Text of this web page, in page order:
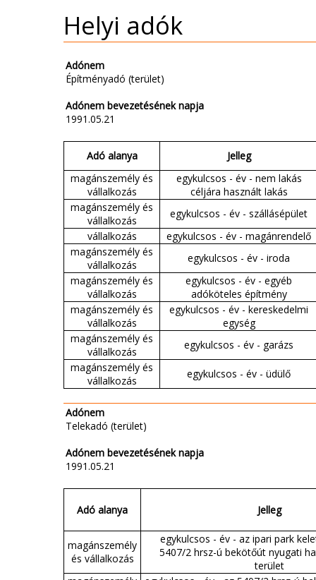
Helyi adók
Adónem
Építményadó (terület)
Adónem bevezetésének napja
1991.05.21
Adó alanya
Jelleg
magánszemély és
vállalkozás
egykulcsos - év - nem lakás
céljára használt lakás
magánszemély és
vállalkozás
egykulcsos - év - szállásépület
vállalkozás
egykulcsos - év - magánrendelő
magánszemély és
vállalkozás
egykulcsos - év - iroda
magánszemély és
vállalkozás
egykulcsos - év - egyéb
adóköteles építmény
magánszemély és
vállalkozás
egykulcsos - év - kereskedelmi
egység
magánszemély és
vállalkozás
egykulcsos - év - garázs
magánszemély és
vállalkozás
egykulcsos - év - üdülő
Adónem
Telekadó (terület)
Adónem bevezetésének napja
1991.05.21
Adó alanya Jelleg
magánszemély
és vállalkozás
egykulcsos - év - az ipari park
5407/2 hrsz-ú bekötőút nyugati
terület